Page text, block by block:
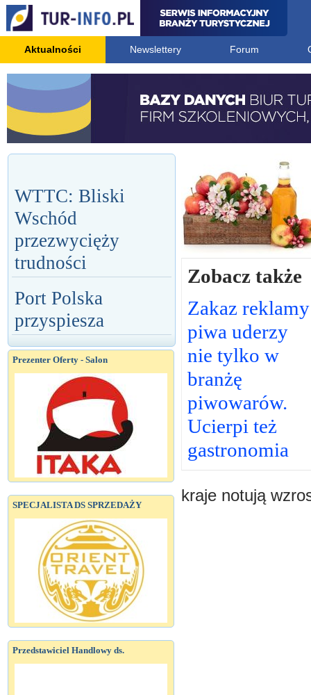
Aktualności Newslettery Forum
WTTC: Bliski
Wschód
przezwycięży
trudności
Port Polska
przyspiesza
Prezenter Oferty - Salon
SPECJALISTA DS SPRZEDAŻY
Przedstawiciel Handlowy ds.
Zobacz także
Zakaz reklamy
piwa uderzy
nie tylko w
branżę
piwowarów.
Ucierpi też
gastronomia
kraje notują